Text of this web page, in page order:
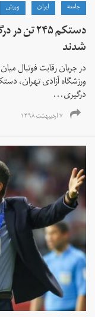
جامعه ايران ورزش
دستکم
شدند
در جریان رقابت فوتبال
درگیری...
۷ اردیبهشت ۱۳۹۸